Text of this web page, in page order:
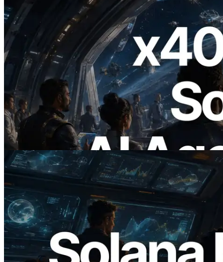
2026.07.04
ERPC запускает Solana RPC с
поддержкой x402 — Эпоха, в которой
AI-агенты платят за нужные API по
требованию
Читать статью